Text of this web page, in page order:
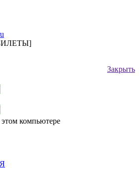
Закрыть
компьютере